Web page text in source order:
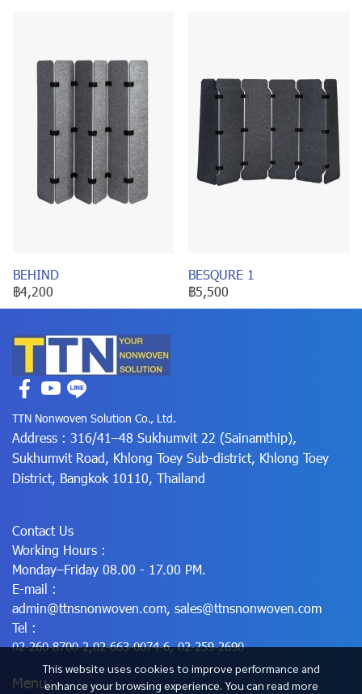
BEHIND
฿4,200
BESQURE 1
฿5,500
This website uses cookies to improve performance and
enhance your browsing experience. You can read more
TTN Nonwoven Solution Co., Ltd.
Address : 316/41–48 Sukhumvit 22 (Sainamthip),
Sukhumvit Road, Khlong Toey Sub-district, Khlong Toey
District, Bangkok 10110, Thailand
Contact Us
Working Hours :
Monday–Friday 08.00 - 17.00 PM.
E-mail :
admin@ttnsnonwoven.com, sales@ttnsnonwoven.com
Tel :
02-260-8700-2,02-663-0074-6,02-259-2690
Menu